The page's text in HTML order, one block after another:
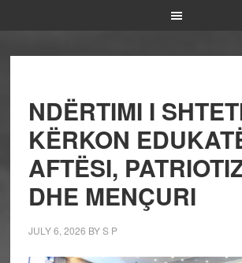
NDËRTIMI I
KËRKON
AFTËSI,
DHE MENÇURI
JULY 6, 2026 BYS P